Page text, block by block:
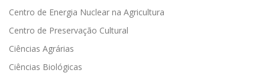
Centro de Energia Nuclear na Agricultura
Centro de Preservação Cultural
Ciências Agrárias
Ciências Biológicas